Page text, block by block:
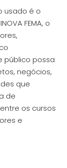
usado é o
FEMA, o
público possa
negócios,
que
de
os cursos
e